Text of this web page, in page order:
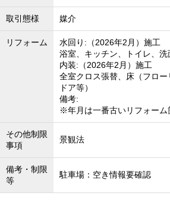
取引態様 媒介
リフォーム
水回り:（2026年2月）施工
浴室、キッチン、トイレ、洗
内装:（2026年2月）施工
全室クロス張替、床（フロ
ドア等）
備考:
※年月は一番古いリフォーム
その他制限
事項
景観法
備考・制限
等
駐車場：空き情報要確認